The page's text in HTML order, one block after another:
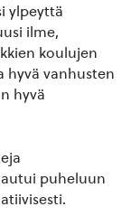
ylpeyttä
ilme,
koulujen
hyvä vanhusten
hyvä
puheluun